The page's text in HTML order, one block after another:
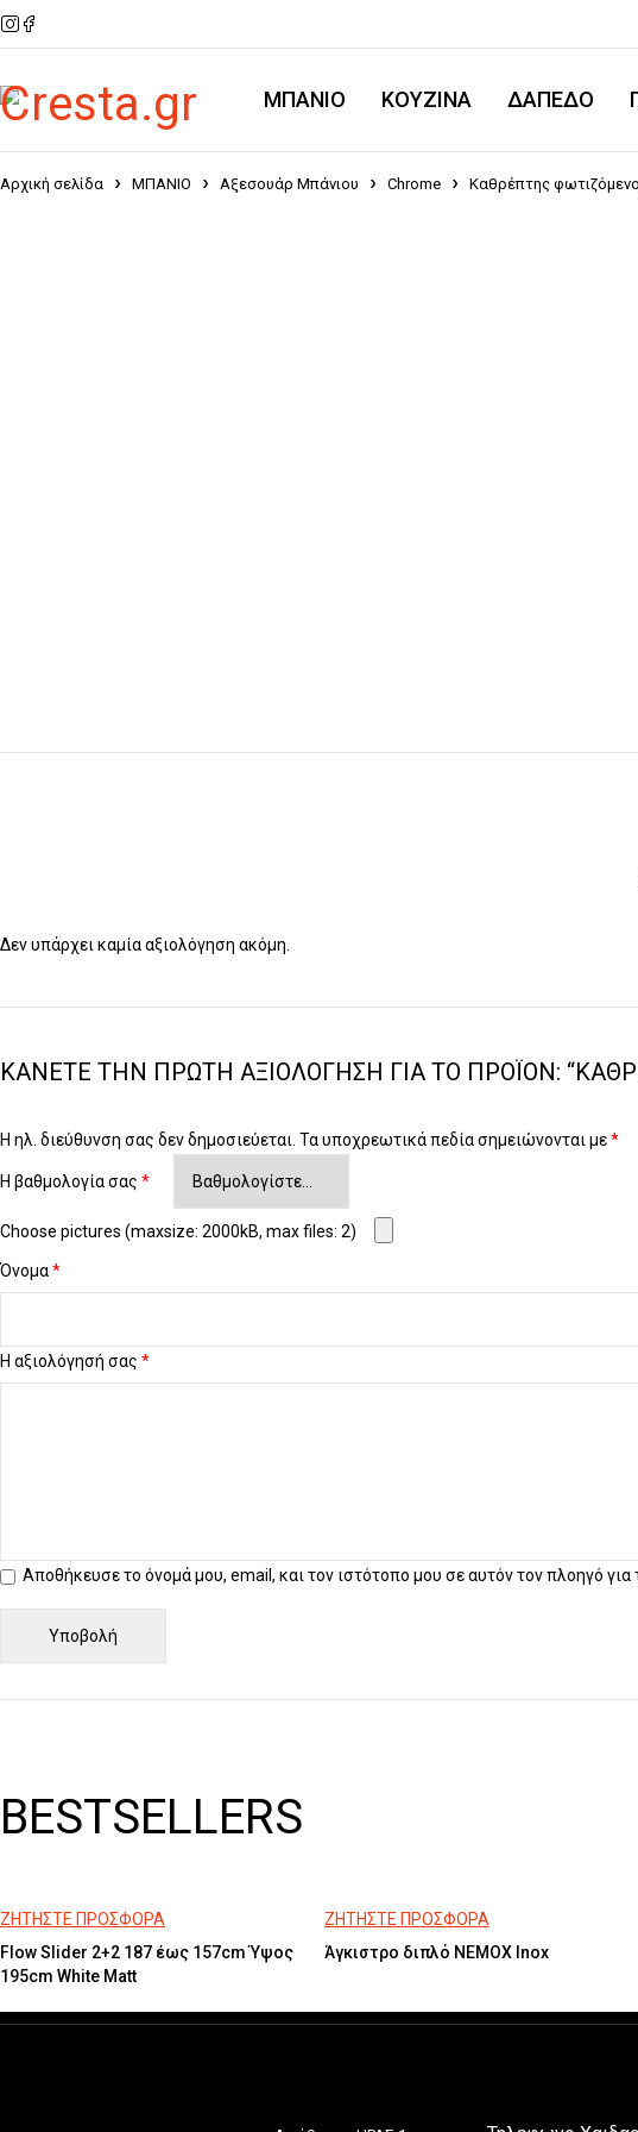
ΜΠΑΝΙΟ KOYZINA ΔΑΠΕΔΟ
Αρχική σελίδα ΜΠΑΝΙΟ Αξεσουάρ Μπάνιου Chrome Καθρέπτης
Δεν υπάρχει καμία αξιολόγηση ακόμη.
ΚΆΝΕΤΕ ΤΗΝ ΠΡΏΤΗ ΑΞΙΟΛΌΓΗΣΗ ΓΙΑ ΤΟ ΠΡΟΪΌΝ:
Η ηλ. διεύθυνση σας δεν δημοσιεύεται. Τα υποχρεωτικά πεδία σημειώνονται με*
Η βαθμολογία σας *
Η αξιολόγησή σας *
Choose pictures (maxsize: 2000kB, max files: 2)
Όνομα*
Αποθήκευσε το όνομά μου, email, και τον ιστότοπο μου σε αυτόν τον πλοηγό
BESTSELLERS
ΖΗΤΗΣΤΕ ΠΡΟΣΦΟΡΑ
Flow Slider 2+2 187 έως 157cm Ύψος
195cm White Matt
ΖΗΤΗΣΤΕ ΠΡΟΣΦΟΡΑ
Άγκιστρο διπλό NEMOX Inox